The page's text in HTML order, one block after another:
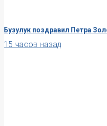
Бузулук поздравил Петра
15 часов назад